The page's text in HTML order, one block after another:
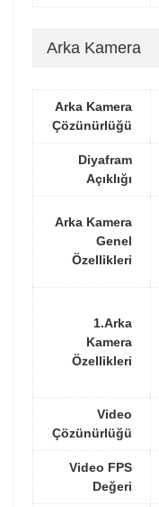
Arka Kamera
Arka Kamera
Çözünürlüğü
Diyafram
Açıklığı
Arka Kamera
Genel
Özellikleri
1.Arka
Kamera
Özellikleri
Video
Çözünürlüğü
Video FPS
Değeri